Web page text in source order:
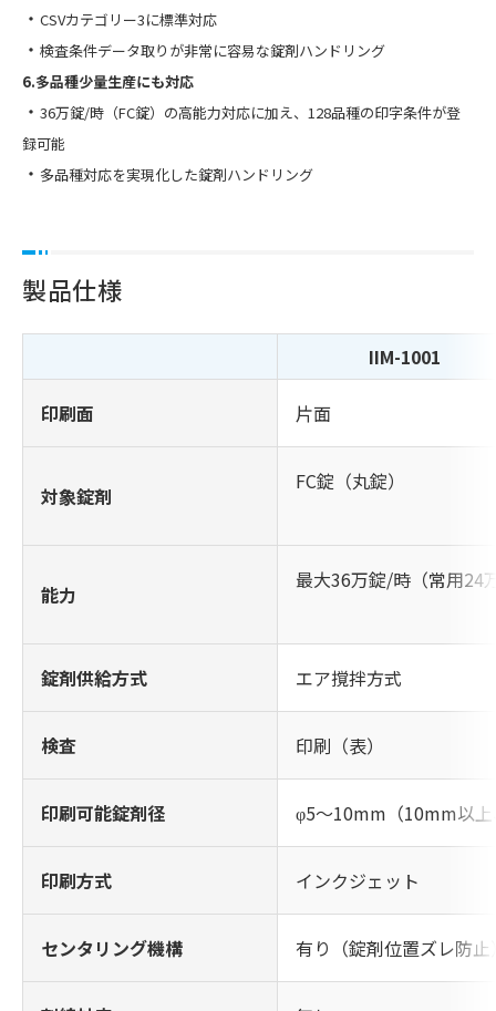
・ CSVカテゴリー3に標準対応
・ 検査条件データ取りが非常に容易な錠剤ハンドリング
6.多品種少量生産にも対応
・ 36万錠/時（FC錠）の高能力対応に加え、128品種の印字条件が登
録可能
・ 多品種対応を実現化した錠剤ハンドリング
製品仕様
IIM-1001
印刷面 片面
対象錠剤
FC錠（丸錠）
能力
最大36万錠/時（常用24
錠剤供給方式 エア撹拌方式
検査 印刷（表）
印刷可能錠剤径 φ5～10mm（10mm以
印刷方式 インクジェット
センタリング機構 有り（錠剤位置ズレ防止